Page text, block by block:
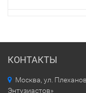
КОНТАКТЫ
Москва, ул.
Энтузиастов»